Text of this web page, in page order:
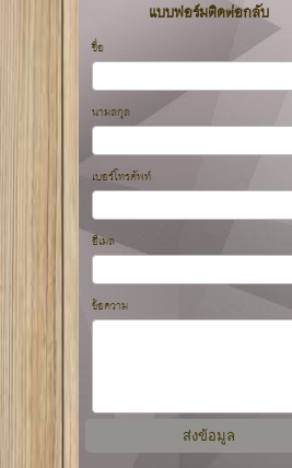
แบบฟอร์มติดต่อกลับ
ชื่อ
นามสกุล
เบอร์โทรศัพท์
อีเมล
ข้อความ